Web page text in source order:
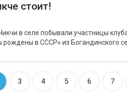
стоит!
в селе побывали участницы
в СССР» из Богандинского
3 4 5 6 7